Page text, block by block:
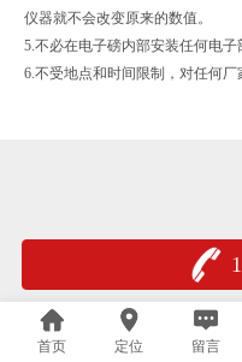
仪器就不会改变原来的数值。
5.不必在电子磅内部安装任何电子
6.不受地点和时间限制，对任何厂
首页 定位 留言